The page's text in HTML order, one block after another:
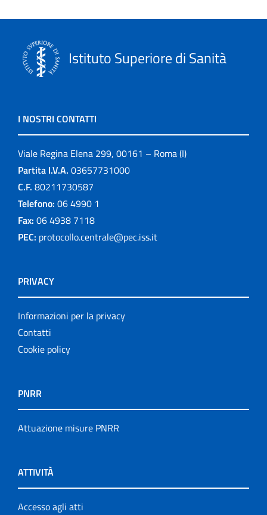
Istituto Superiore di Sanità
I NOSTRI CONTATTI
Viale Regina Elena 299, 00161 – Roma (I)
Partita I.V.A. 03657731000
C.F. 80211730587
Telefono: 06 4990 1
Fax: 06 4938 7118
PEC: protocollo.centrale@pec.iss.it
PRIVACY
Informazioni per la privacy
Contatti
Cookie policy
PNRR
Attuazione misure PNRR
ATTIVITÀ
Accesso agli atti